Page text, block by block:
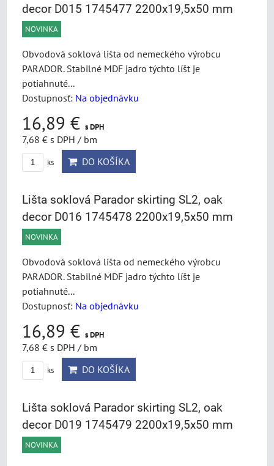
decor D015 1745477 2200x19,5x50 mm
NOVINKA
Obvodová soklová lišta od nemeckého výrobcu
PARADOR. Stabilné MDF jadro týchto líšt je
potiahnuté...
Dostupnosť: Na objednávku
16,89 € s DPH
7,68 € s DPH / bm
ks DO KOŠÍKA
Lišta soklová Parador skirting SL2, oak
decor D016 1745478 2200x19,5x50 mm
NOVINKA
Obvodová soklová lišta od nemeckého výrobcu
PARADOR. Stabilné MDF jadro týchto líšt je
potiahnuté...
Dostupnosť: Na objednávku
16,89 € s DPH
7,68 € s DPH / bm
ks DO KOŠÍKA
Lišta soklová Parador skirting SL2, oak
decor D019 1745479 2200x19,5x50 mm
NOVINKA